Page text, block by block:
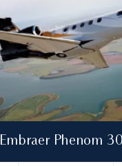
Embraer Phenom